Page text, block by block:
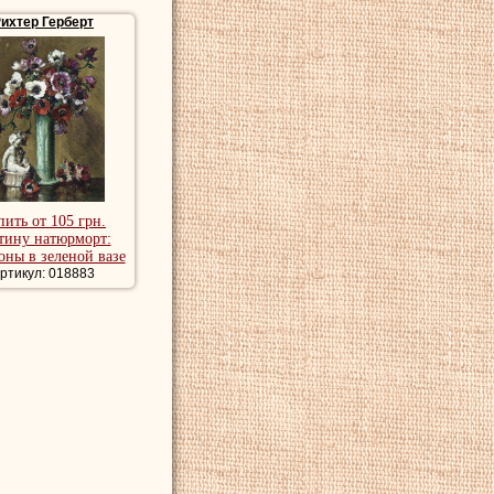
В 1937
золотой
Общество
институт в 1920
общества
Герберт
от 105 грн.
натюрморт:
в зеленой вазе
018883